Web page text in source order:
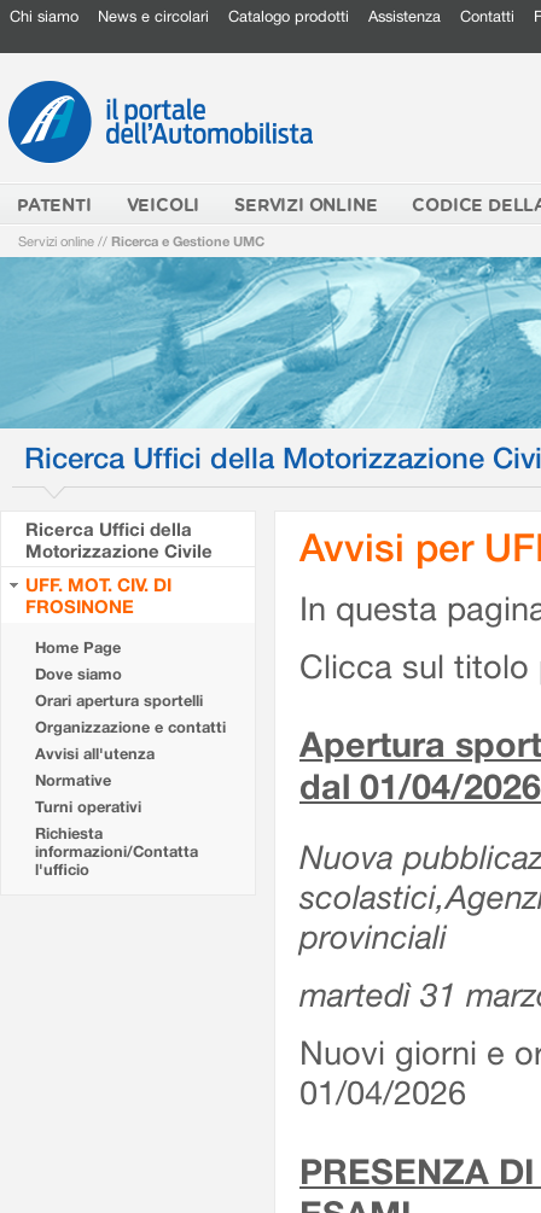
Chi siamo News e circolari Catalogo prodotti Assistenza Contatti
PATENTI VEICOLI SERVIZI ONLINE CODICE
Servizi online // Ricerca e Gestione UMC
Ricerca Uffici della Motorizzazione
Ricerca Uffici della
Motorizzazione Civile
UFF. MOT. CIV. DI
FROSINONE
Home Page
Dove siamo
Orari apertura sportelli
Organizzazione e contatti
Avvisi all'utenza
Normative
Turni operativi
Richiesta
informazioni/Contatta
l'ufficio
Avvisi per
In questa
Clicca sul titolo
Apertura
dal 01/04/2026
Nuova
provinciali
martedì 31
Nuovi giorni e
01/04/2026
PRESENZA